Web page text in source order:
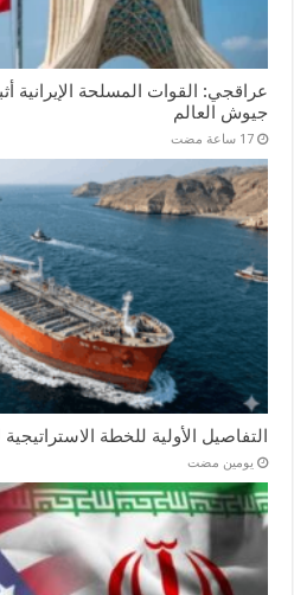
عراقجي: القوات المسلحة الإيرانية
جيوش العالم
‏17 ساعة مضت
التفاصيل الأولية للخطة
‏يومين مضت